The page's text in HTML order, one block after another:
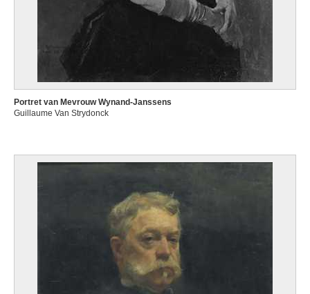
Portret van Mevrouw Wynand-Janssens
Guillaume Van Strydonck